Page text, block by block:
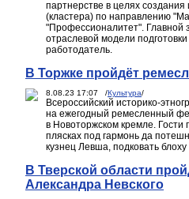
партнерстве в целях
(кластера) по направлению
"Профессионалитет". Главной
отраслевой модели
работодатель.
В Торжке пройдёт
8.08.23 17:07 /Культура/
Всероссийский историко-
на ежегодный ремесленный
в Новоторжском кремле. Гости
плясках под гармонь да
кузнец Левша, подковать
В Тверской области
Александра Невского